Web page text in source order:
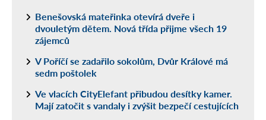
Benešovská mateřinka otevírá dveře i
dvouletým dětem. Nová třída přijme všech 19
zájemců
V Poříčí se zadařilo sokolům, Dvůr Králové má
sedm poštolek
Ve vlacích CityElefant přibudou desítky kamer.
Mají zatočit s vandaly i zvýšit bezpečí cestujících